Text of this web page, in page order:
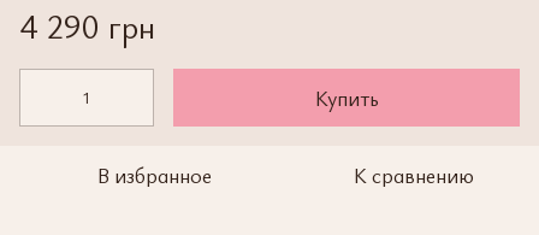
4 290 грн
Купить
В избранное К сравнению